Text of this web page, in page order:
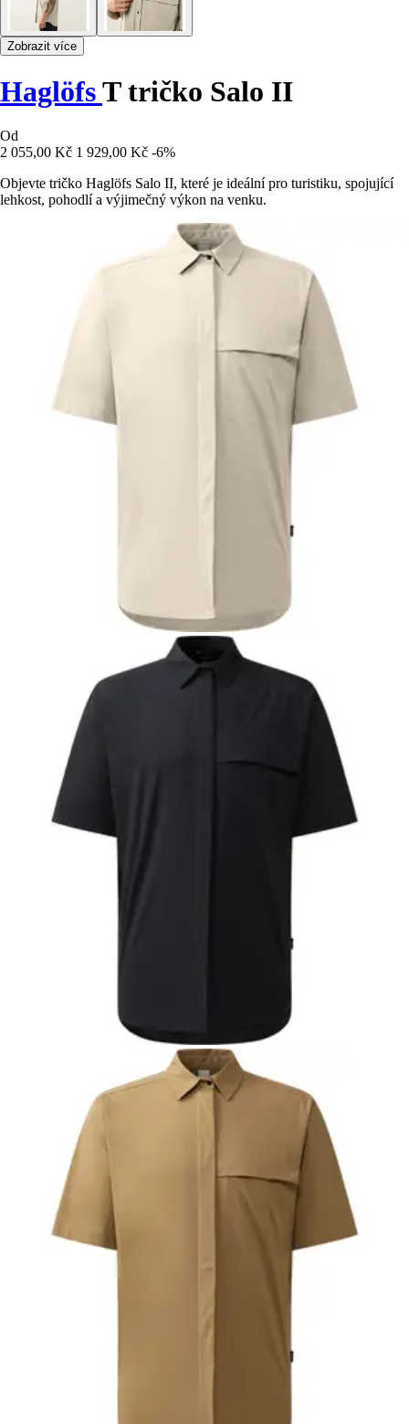
Zobrazit více
HaglöfsT tričko Salo II
Od
2 055,00 Kč 1 929,00 Kč -6%
Objevte tričko Haglöfs Salo II, které je ideální pro turistiku, spojující
lehkost, pohodlí a výjimečný výkon na venku.